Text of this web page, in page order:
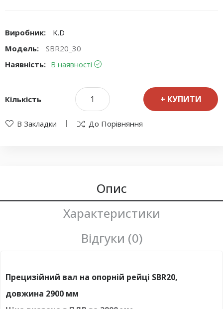
Виробник:
K.D
Модель:
SBR20_30
Наявність: В наявності
Кількість КУПИТИ
В Закладки До Порівняння
Опис
Характеристики
Відгуки (0)
Прецизійний вал на опорній рейці SBR20,
довжина 2900 мм